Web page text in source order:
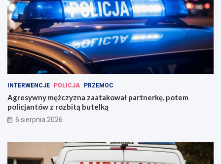
INTERWENCJE POLICJA PRZEMOC
Agresywny mężczyzna zaatakował partnerkę, potem
policjantów z rozbitą butelką
6 sierpnia 2026